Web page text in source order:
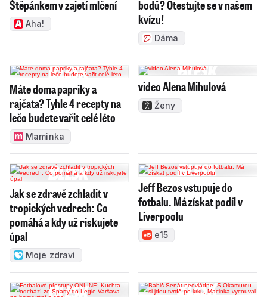
Štěpánkem v zajetí mlčení
Aha!
bodů? Otestujte se v našem
kvízu!
Dáma
Máte doma papriky a
rajčata? Tyhle 4 recepty na
lečo budete vařit celé léto
Maminka
video Alena Mihulová
Ženy
Jak se zdravě zchladit v
tropických vedrech: Co
pomáhá a kdy už riskujete
úpal
Moje zdraví
Jeff Bezos vstupuje do
fotbalu. Má získat podíl v
Liverpoolu
e15